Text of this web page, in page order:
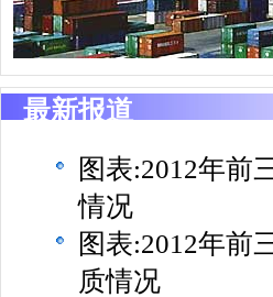
最新报道
图表:2012年前
情况
图表:2012年前
质情况